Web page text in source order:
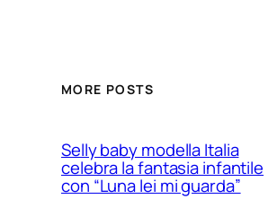
MORE POSTS
Selly baby modella Italia
celebra la fantasia infantile
con “Luna lei mi guarda”